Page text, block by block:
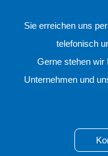
Sie erreichen uns
telefonisch
Gerne stehen wir
Unternehmen und